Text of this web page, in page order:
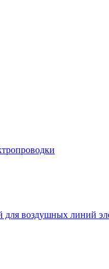
воздушных линий